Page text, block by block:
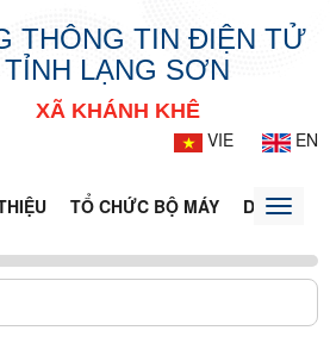
THÔNG TIN ĐIỆN TỬ
TỈNH LẠNG SƠN
XÃ KHÁNH KHÊ
VIE
EN
TỔ CHỨC BỘ MÁY DOANH
Toggle